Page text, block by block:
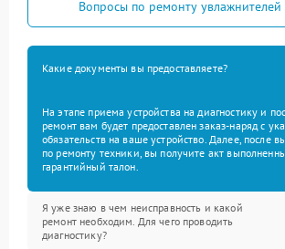
Вопросы по ремонту увлажнителей
Какие документы вы предоставляете?
На этапе приема устройства на диагностику и
ремонт вам будет предоставлен заказ-наряд с
обязательств на ваше устройство. Далее, после
по ремонту техники, вы получите акт
гарантийный талон.
Я уже знаю в чем неисправность и какой
ремонт необходим. Для чего проводить
диагностику?